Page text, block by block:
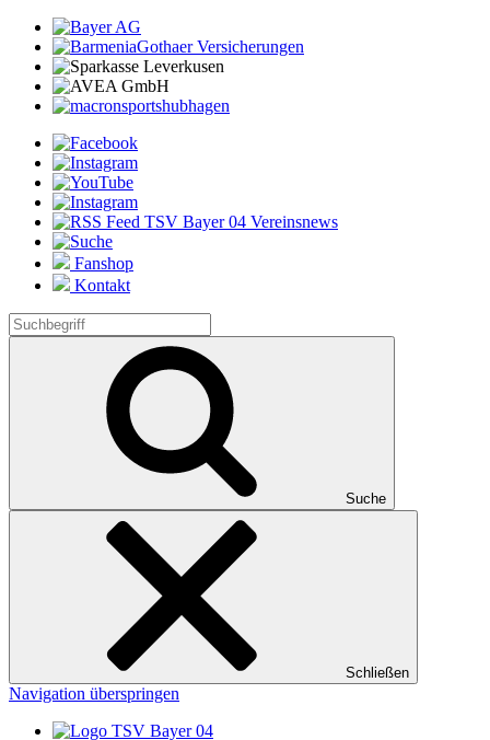
Fanshop
Kontakt
Suche
Schließen
Navigation überspringen